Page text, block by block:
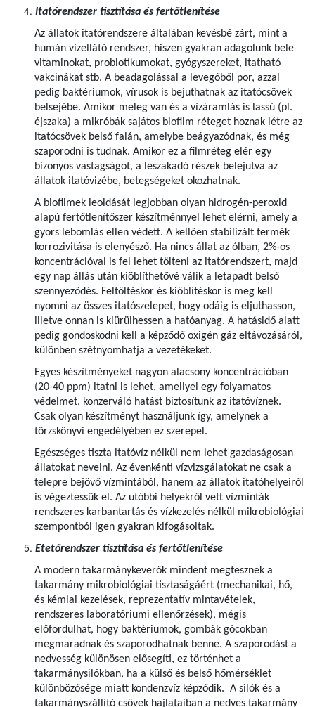
Itatórendszer tisztítása és fertőtlenítése
Az állatok itatórendszere általában kevésbé zárt, mint a
humán vízellátó rendszer, hiszen gyakran adagolunk bele
vitaminokat, probiotikumokat, gyógyszereket, itatható
vakcinákat stb. A beadagolással a levegőből por, azzal
pedig baktériumok, vírusok is bejuthatnak az itatócsövek
belsejébe. Amikor meleg van és a vízáramlás is lassú (pl.
éjszaka) a mikróbák sajátos biofilm réteget hoznak létre az
itatócsövek belső falán, amelybe beágyazódnak, és még
szaporodni is tudnak. Amikor ez a filmréteg elér egy
bizonyos vastagságot, a leszakadó részek belejutva az
állatok itatóvizébe, betegségeket okozhatnak.
A biofilmek leoldását legjobban olyan hidrogén-peroxid
alapú fertőtlenítőszer készítménnyel lehet elérni, amely a
gyors lebomlás ellen védett. A kellően stabilizált termék
korrozivitása is elenyésző. Ha nincs állat az ólban, 2%-os
koncentrációval is fel lehet tölteni az itatórendszert, majd
egy nap állás után kiöblíthetővé válik a letapadt belső
szennyeződés. Feltöltéskor és kiöblítéskor is meg kell
nyomni az összes itatószelepet, hogy odáig is eljuthasson,
illetve onnan is kiürülhessen a hatóanyag. A hatásidő alatt
pedig gondoskodni kell a képződő oxigén gáz eltávozásáról,
különben szétnyomhatja a vezetékeket.
Egyes készítményeket nagyon alacsony koncentrációban
(20-40 ppm) itatni is lehet, amellyel egy folyamatos
védelmet, konzerváló hatást biztosítunk az itatóvíznek.
Csak olyan készítményt használjunk így, amelynek a
törzskönyvi engedélyében ez szerepel.
Egészséges tiszta itatóvíz nélkül nem lehet gazdaságosan
állatokat nevelni. Az évenkénti vízvizsgálatokat ne csak a
telepre bejövő vízmintából, hanem az állatok itatóhelyeiről
is végeztessük el. Az utóbbi helyekről vett vízminták
rendszeres karbantartás és vízkezelés nélkül mikrobiológiai
szempontból igen gyakran kifogásoltak.
Etetőrendszer tisztítása és fertőtlenítése
A modern takarmánykeverők mindent megtesznek a
takarmány mikrobiológiai tisztaságáért (mechanikai, hő,
és kémiai kezelések, reprezentatív mintavételek,
rendszeres laboratóriumi ellenőrzések), mégis
előfordulhat, hogy baktériumok, gombák gócokban
megmaradnak és szaporodhatnak benne. A szaporodást a
nedvesség különösen elősegíti, ez történhet a
takarmánysilókban, ha a külső és belső hőmérséklet
különbözősége miatt kondenzvíz képződik. A silók és a
takarmányszállító csövek hajlataiban a nedves takarmány